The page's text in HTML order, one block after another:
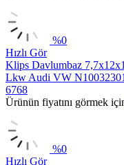
%0
Hızlı Gör
Klips Davlumbaz
Lkw Audi VW
6768
Ürünün fiyatını görmek
%0
Hızlı Gör